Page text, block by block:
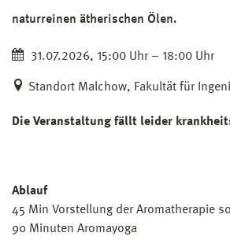
naturreinen ätherischen Ölen.
31.07.2026, 15:00 Uhr – 18:00 Uhr
Standort Malchow, Fakultät für
Die Veranstaltung fällt leider
Ablauf
45 Min Vorstellung der Aromatherapie
90 Minuten Aromayoga